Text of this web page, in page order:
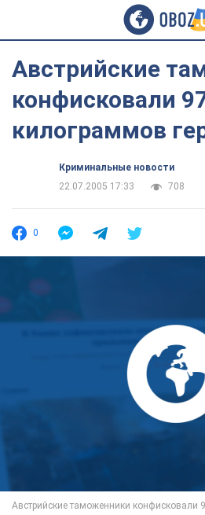
Австрийские
конфисковали
килограммов
Криминальные новости
22.07.2005 17:33
708
0